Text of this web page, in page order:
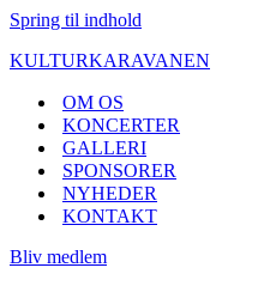
Spring til indhold
KULTURKARAVANEN
OM OS
KONCERTER
GALLERI
SPONSORER
NYHEDER
KONTAKT
Bliv medlem